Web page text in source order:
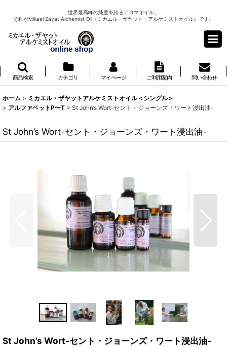
世界最高峰の純度を誇るアロマオイル、
それがMikael Zayat Alchemist Oil（ミカエル・ザヤット・アルケミストオイル）です。
商品検索 カテゴリ マイページ ご利用案内 問い合わせ
ホーム > ミカエル・ザヤットアルケミストオイル＜シングル＞
> アルファベットP〜T > St John’s Wort-セント・ジョーンズ・ワート浸出油-
St John’s Wort-セント・ジョーンズ・ワート浸出油-
St John’s Wort-セント・ジョーンズ・ワート浸出油-